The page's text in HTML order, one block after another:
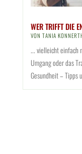
WER TRIFFT DIE
VON TANIA
... vielleicht einfach
Umgang oder das
Gesundheit – Tipps